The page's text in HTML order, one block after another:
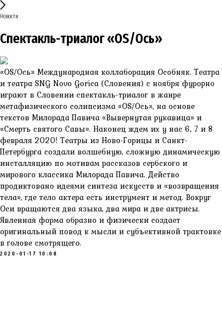
Новости
Спектакль-триалог «OS/Ось»
«OS/Ось» Международная коллаборация Особняк. Театра
и театра SNG Novo Gorica (Словения) с ноября фурорно
играют в Словении спектакль-триалог в жанре
метафизического солипсизма «OS/Ось», на основе
текстов Милорада Павича «Вывернутая рукавица» и
«Смерть святого Савы». Наконец ждем их у нас 6, 7 и 8
февраля 2020! Театры из Ново-Горицы и Санкт-
Петербурга создали волшебную, сложную динамическую
инсталляцию по мотивам рассказов сербского и
мирового классика Милорада Павича. Действо
продиктовано идеями синтеза искусств и «возвращения
тела», где тело актера есть инструмент и метод. Вокруг
Оси вращаются два языка, два мира и две актрисы.
Явленная форма образно и физически создает
оригинальный повод к мысли и субъективной трактовке
в голове смотрящего.
2020-01-17 10:08